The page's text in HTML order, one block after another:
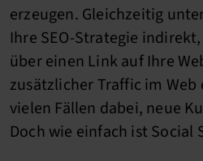
erzeugen. Gleichzeitig
Ihre SEO-Strategie
über einen Link auf Ihre
zusätzlicher Traffic im
vielen Fällen dabei, neue
Doch wie einfach ist Social